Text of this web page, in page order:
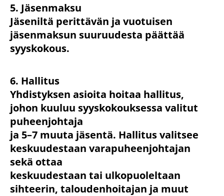
5. Jäsenmaksu
Jäseniltä perittävän ja vuotuisen
jäsenmaksun suuruudesta päättää
syyskokous.
6. Hallitus
Yhdistyksen asioita hoitaa hallitus,
johon kuuluu syyskokouksessa valitut
puheenjohtaja
ja 5–7 muuta jäsentä. Hallitus valitsee
keskuudestaan varapuheenjohtajan
sekä ottaa
keskuudestaan tai ulkopuoleltaan
sihteerin, taloudenhoitajan ja muut